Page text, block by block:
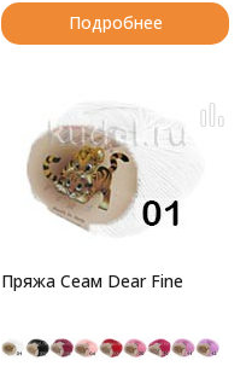
Подробнее
Пряжа Сеам Dear Fine